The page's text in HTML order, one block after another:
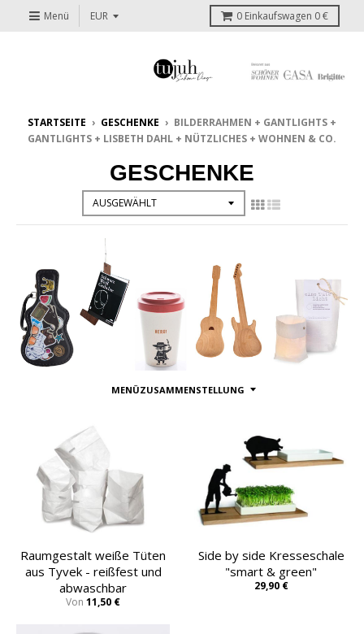
Menü 0 Einkaufswagen 0 €
STARTSEITE › GESCHENKE › BILDERRAHMEN + GANTLIGHTS +
GANTLIGHTS + LISBETH DAHL + NÜTZLICHES + WOHNEN & CO.
GESCHENKE
MENÜZUSAMMENSTELLUNG
Raumgestalt weiße Tüten
aus Tyvek - reißfest und
abwaschbar
Von 11,50 €
Side by side Kresseschale
"smart & green"
29,90 €